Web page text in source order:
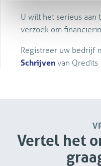
U wilt het serieus aan
verzoek om
Registreer uw bedrijf
Schrijvenvan Qredits
Vertel het